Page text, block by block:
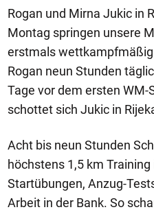
Rogan und Mirna Jukic in
Montag springen unsere
erstmals wettkampfmäßig
Rogan neun Stunden
Tage vor dem ersten WM-
schottet sich Jukic in
Acht bis neun Stunden
höchstens 1,5 km
Startübungen, Anzug-
Arbeit in der Bank. So